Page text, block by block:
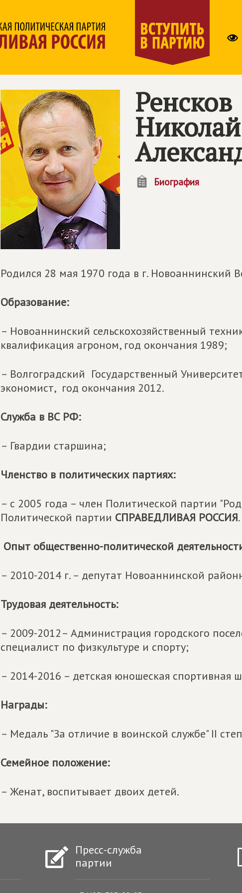
Ренсков
Николай
Биография
Родился 28 мая 1970 года в г. Новоаннинский
Образование:
– Новоаннинский сельскохозяйственный
квалификация агроном, год окончания 1989;
– Волгоградский Государственный
экономист, год окончания 2012.
Служба в ВС РФ:
– Гвардии старшина;
Членство в политических партиях:
– с 2005 года – член Политической партии
Политической партии СПРАВЕДЛИВАЯ РОССИЯ.
Опыт общественно-политической
– 2010-2014 г. – депутат Новоаннинской
Трудовая деятельность:
– 2009-2012– Администрация городского
специалист по физкультуре и спорту;
– 2014-2016 – детская юношеская спортивная
Награды:
– Медаль "За отличие в воинской службе" II
Семейное положение:
– Женат, воспитывает двоих детей.
Пресс-служба
партии